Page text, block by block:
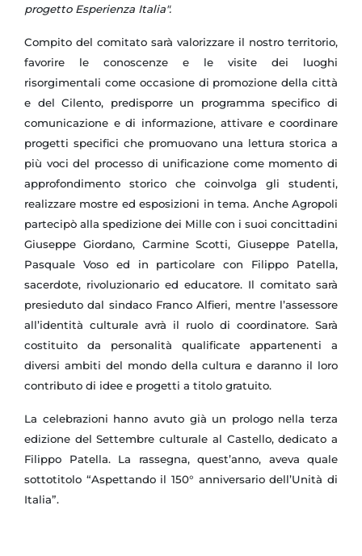
progetto Esperienza Italia".
Compito del comitato sarà valorizzare il nostro territorio,
favorire le conoscenze e le visite dei luoghi
risorgimentali come occasione di promozione della città
e del Cilento, predisporre un programma specifico di
comunicazione e di informazione, attivare e coordinare
progetti specifici che promuovano una lettura storica a
più voci del processo di unificazione come momento di
approfondimento storico che coinvolga gli studenti,
realizzare mostre ed esposizioni in tema. Anche Agropoli
partecipò alla spedizione dei Mille con i suoi concittadini
Giuseppe Giordano, Carmine Scotti, Giuseppe Patella,
Pasquale Voso ed in particolare con Filippo Patella,
sacerdote, rivoluzionario ed educatore. Il comitato sarà
presieduto dal sindaco Franco Alfieri, mentre l’assessore
all’identità culturale avrà il ruolo di coordinatore. Sarà
costituito da personalità qualificate appartenenti a
diversi ambiti del mondo della cultura e daranno il loro
contributo di idee e progetti a titolo gratuito.
La celebrazioni hanno avuto già un prologo nella terza
edizione del Settembre culturale al Castello, dedicato a
Filippo Patella. La rassegna, quest’anno, aveva quale
sottotitolo “Aspettando il 150° anniversario dell’Unità di
Italia”.